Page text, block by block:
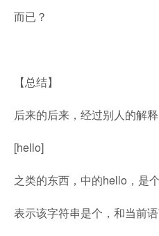
而已？
【总结】
后来的后来，经过别人的解
[hello]
之类的东西，中的hello，是
表示该字符串是个，和当前语